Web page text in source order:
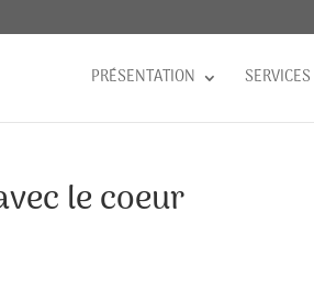
PRÉSENTATION SERVICES
le coeur